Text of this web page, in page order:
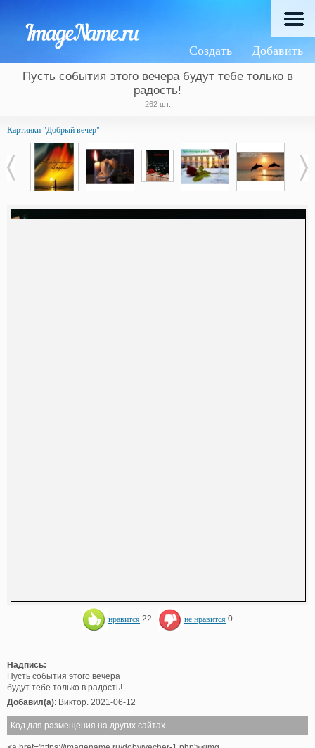
Добавить
Создать
Пусть события этого вечера будут тебе только в
радость!
262 шт.
Картинки "Добрый вечер"
нравится 22 не нравится 0
Надпись:
Пусть события этого вечера
будут тебе только в радость!
Добавил(а): Виктор. 2021-06-12
Код для размещения на других сайтах